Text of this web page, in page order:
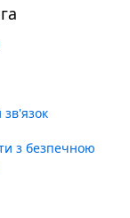
зв'язок
з безпечною